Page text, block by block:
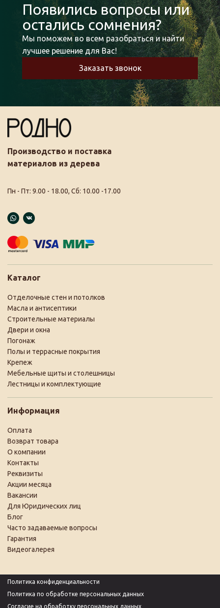
Появились вопросы или
остались сомнения?
Мы поможем во всем разобраться и найти
лучшее решение для Вас!
Заказать звонок
Производство и поставка
материалов из дерева
Пн - Пт: 9.00 - 18.00, Сб: 10.00 -17.00
Каталог
Отделочные стен и потолков
Масла и антисептики
Строительные материалы
Двери и окна
Погонаж
Полы и террасные покрытия
Крепеж
Мебельные щиты и столешницы
Лестницы и комплектующие
Информация
Оплата
Возврат товара
О компании
Контакты
Реквизиты
Акции месяца
Вакансии
Для Юридических лиц
Блог
Часто задаваемые вопросы
Гарантия
Видеогалерея
Политика конфиденциальности
Политика по обработке персональных данных
Согласие на обработку персональных данных